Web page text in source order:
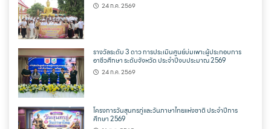
24 ก.ค. 2569
รางวัลระดับ 3 ดาว การประเมินศูนย์บ่มเพาะผู้ประกอบการ
อาชีวศึกษา ระดับจังหวัด ประจำปีงบประมาณ 2569
24 ก.ค. 2569
โครงการวันสุนทรภู่และวันภาษาไทยแห่งชาติ ประจำปีการ
ศึกษา 2569